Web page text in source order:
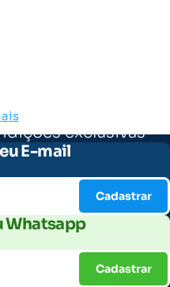
exclusivas
E-mail
Cadastrar
Whatsapp
Cadastrar